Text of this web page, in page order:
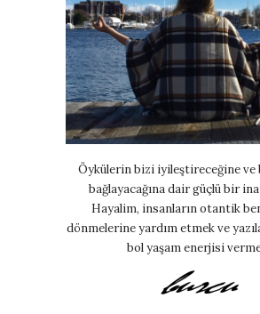
Öykülerin bizi iyileştireceğine
bağlayacağına dair güçlü bir
Hayalim, insanların otantik
dönmelerine yardım etmek ve
bol yaşam enerjisi